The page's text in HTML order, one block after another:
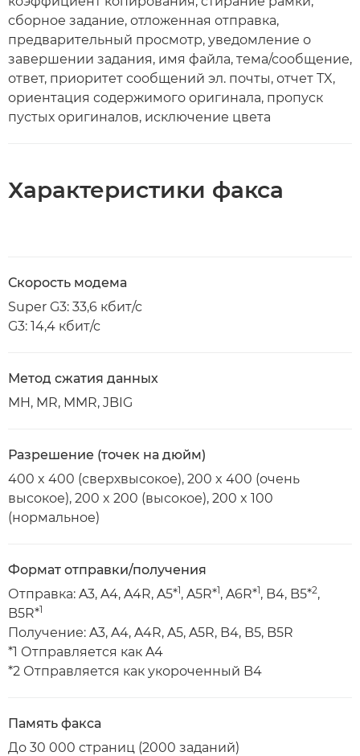
сборное задание, отложенная отправка,
предварительный просмотр, уведомление о
завершении задания, имя файла, тема/сообщение,
ответ, приоритет сообщений эл. почты, отчет TX,
ориентация содержимого оригинала, пропуск
пустых оригиналов, исключение цвета
Характеристики факса
Скорость модема
Super G3: 33,6 кбит/с
G3: 14,4 кбит/с
Метод сжатия данных
MH, MR, MMR, JBIG
Разрешение (точек на дюйм)
400 x 400 (сверхвысокое), 200 x 400 (очень
высокое), 200 x 200 (высокое), 200 x 100
(нормальное)
Формат отправки/получения
Отправка: A3, A4, A4R, A5*1, A5R*1, A6R*1, B4, B5*2,
B5R*1
Получение: A3, A4, A4R, A5, A5R, B4, B5, B5R
*1 Отправляется как A4
*2 Отправляется как укороченный B4
Память факса
До 30 000 страниц (2000 заданий)